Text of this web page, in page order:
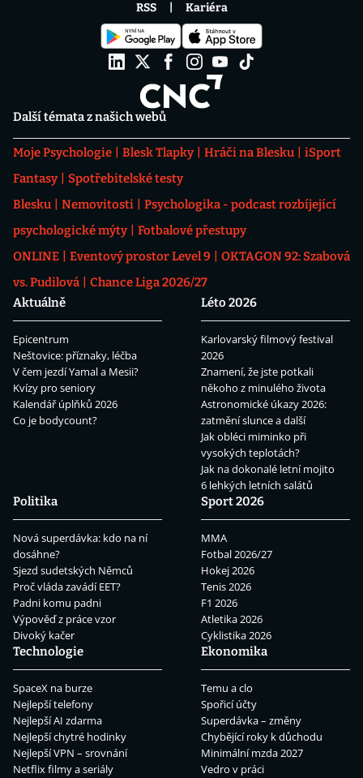
Další témata z našich webů
Moje Psychologie Blesk Tlapky Hráči na Blesku
iSport
Fantasy
Spotřebitelské testy
Blesku
Nemovitosti
Psychologika - podcast rozbíjející
psychologické mýty
Fotbalové přestupy
ONLINE
Eventový prostor Level 9
OKTAGON 92: Szabová
vs. Pudilová
Chance Liga 2026/27
Aktuálně
Epicentrum
Neštovice: příznaky, léčba
V čem jezdí Yamal a Mesii?
Kvízy pro seniory
Kalendář úplňků 2026
Co je bodycount?
Léto 2026
Karlovarský filmový festival
2026
Znamení, že jste potkali
někoho z minulého života
Astronomické úkazy 2026:
zatmění slunce a další
Jak obléci miminko při
vysokých teplotách?
Jak na dokonalé letní mojito
6 lehkých letních salátů
Politika
Nová superdávka: kdo na ní
dosáhne?
Sjezd sudetských Němců
Proč vláda zavádí EET?
Padni komu padni
Výpověď z práce vzor
Divoký kačer
Sport 2026
MMA
Fotbal 2026/27
Hokej 2026
Tenis 2026
F1 2026
Atletika 2026
Cyklistika 2026
Technologie
SpaceX na burze
Nejlepší telefony
Nejlepší AI zdarma
Nejlepší chytré hodinky
Nejlepší VPN – srovnání
Netflix filmy a seriály
Ekonomika
Temu a clo
Spořicí účty
Superdávka – změny
Chybějící roky k důchodu
Minimální mzda 2027
Vedro v práci
RSS Kariéra